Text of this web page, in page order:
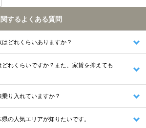
するよくある質問
どれくらいありますか？
れくらいですか？また、家賃を抑えても
り入れていますか？
の人気エリアが知りたいです。